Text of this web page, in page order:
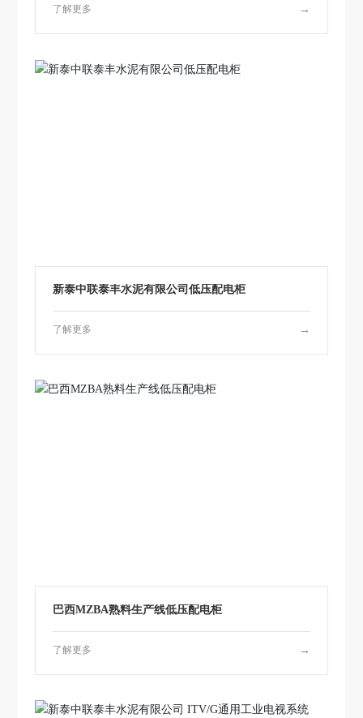
了解更多 →
新泰中联泰丰水泥有限公司低压配电柜
了解更多 →
巴西MZBA熟料生产线低压配电柜
了解更多 →